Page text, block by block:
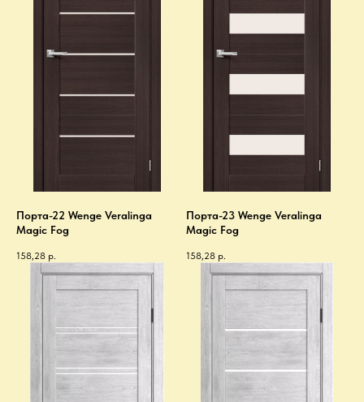
Порта-22 Wenge Veralinga
Magic Fog
158,28 р.
Порта-23 Wenge Veralinga
Magic Fog
158,28 р.